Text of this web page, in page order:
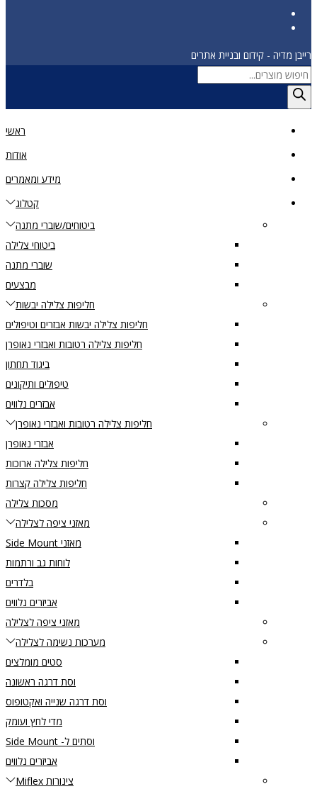
רייבן מדיה - קידום ובניית אתרים
Products
search
ראשי
אודות
מידע ומאמרים
קטלוג
ביטוחים/שוברי מתנה
ביטוחי צלילה
שוברי מתנה
מבצעים
חליפות צלילה יבשות
חליפות צלילה יבשות אבזרים וטיפולים
חליפות צלילה רטובות ואבזרי נאופרן
ביגוד תחתון
טיפולים ותיקונים
אבזרים נלווים
חליפות צלילה רטובות ואבזרי נאופרן
אבזרי נאופרן
חליפות צלילה ארוכות
חליפות צלילה קצרות
מסכות צלילה
מאזני ציפה לצלילה
מאזני Side Mount
לוחות גב ורתמות
בלדרים
אביזרים נלווים
מאזני ציפה לצלילה
מערכות נשימה לצלילה
סטים מומלצים
וסת דרגה ראשונה
וסת דרגה שנייה ואקטופוס
מדי לחץ ועומק
וסתים ל- Side Mount
אביזרים נלווים
צינורות Miflex